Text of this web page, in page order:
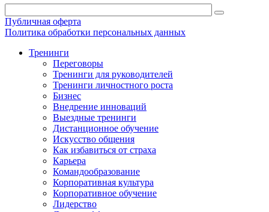
Публичная оферта
Политика обработки персональных данных
Тренинги
Переговоры
Тренинги для руководителей
Тренинги личностного роста
Бизнес
Внедрение инноваций
Выездные тренинги
Дистанционное обучение
Искусство общения
Как избавиться от страха
Карьера
Командообразование
Корпоративная культура
Корпоративное обучение
Лидерство